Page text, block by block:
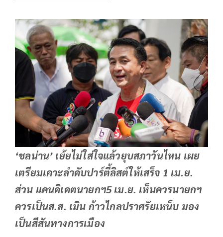
‘ชลน่าน’ เย้ยไม่ใส่ใจแล้วยุบสภาวันไหน เผย
เตรียมเคาะลำดับปาร์ตี้ลิสต์ให้เสร็จ 1 เม.ย.
ส่วน แคนดิเดตนายกฯ5 เม.ย. เห็นควรนายกฯ
ควรเป็นส.ส. เมิน ก้าวไกลปราศรัยเหน็บ มอง
เป็นสีสันทางการเมือง